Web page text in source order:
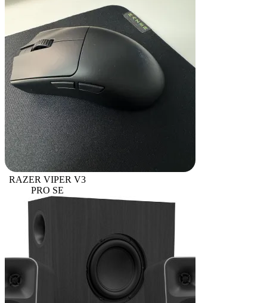
RAZER VIPER V3
PRO SE